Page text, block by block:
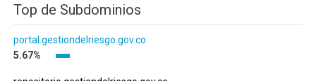
Top de Subdominios
portal.gestiondelriesgo.gov.co
5.67%